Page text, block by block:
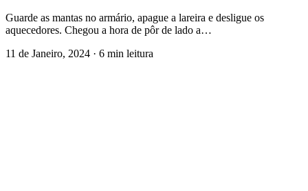
Guarde as mantas no armário, apague a lareira e desligue os
aquecedores. Chegou a hora de pôr de lado a…
11 de Janeiro, 2024 · 6 min leitura